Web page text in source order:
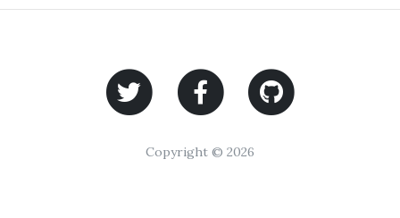
Copyright © 2026